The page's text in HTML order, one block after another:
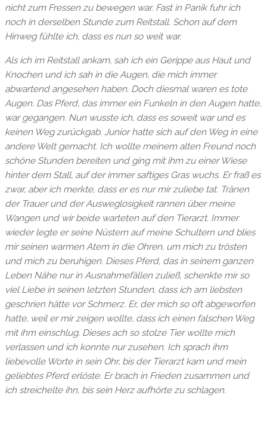
nicht zum Fressen zu bewegen war. Fast in Panik fuhr ich
noch in derselben Stunde zum Reitstall. Schon auf dem
Hinweg fühlte ich, dass es nun so weit war.
Als ich im Reitstall ankam, sah ich ein Gerippe aus Haut und
Knochen und ich sah in die Augen, die mich immer
abwartend angesehen haben. Doch diesmal waren es tote
Augen. Das Pferd, das immer ein Funkeln in den Augen hatte,
war gegangen. Nun wusste ich, dass es soweit war und es
keinen Weg zurückgab. Junior hatte sich auf den Weg in eine
andere Welt gemacht. Ich wollte meinem alten Freund noch
schöne Stunden bereiten und ging mit ihm zu einer Wiese
hinter dem Stall, auf der immer saftiges Gras wuchs. Er fraß es
zwar, aber ich merkte, dass er es nur mir zuliebe tat. Tränen
der Trauer und der Ausweglosigkeit rannen über meine
Wangen und wir beide warteten auf den Tierarzt. Immer
wieder legte er seine Nüstern auf meine Schultern und blies
mir seinen warmen Atem in die Ohren, um mich zu trösten
und mich zu beruhigen. Dieses Pferd, das in seinem ganzen
Leben Nähe nur in Ausnahmefällen zuließ, schenkte mir so
viel Liebe in seinen letzten Stunden, dass ich am liebsten
geschrien hätte vor Schmerz. Er, der mich so oft abgeworfen
hatte, weil er mir zeigen wollte, dass ich einen falschen Weg
mit ihm einschlug. Dieses ach so stolze Tier wollte mich
verlassen und ich konnte nur zusehen. Ich sprach ihm
liebevolle Worte in sein Ohr, bis der Tierarzt kam und mein
geliebtes Pferd erlöste. Er brach in Frieden zusammen und
ich streichelte ihn, bis sein Herz aufhörte zu schlagen.